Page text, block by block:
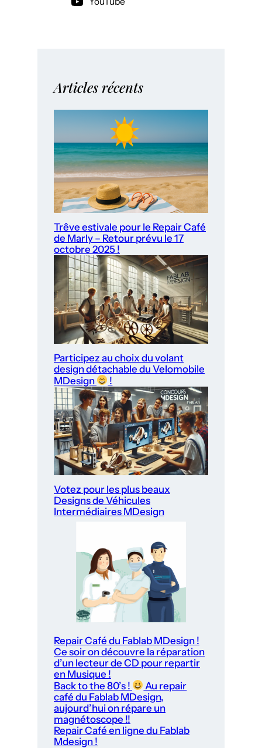
Articles récents
Trêve estivale pour le Repair Café
de Marly – Retour prévu le 17
octobre 2025 !
Participez au choix du volant
design détachable du Velomobile
MDesign
!
Votez pour les plus beaux
Designs de Véhicules
Intermédiaires MDesign
Repair Café du Fablab MDesign !
Ce soir on découvre la réparation
d’un lecteur de CD pour repartir
en Musique !
Back to the 80’s !
Au repair
café du Fablab MDesign,
aujourd’hui on répare un
magnétoscope !!
Repair Café en ligne du Fablab
Mdesign !